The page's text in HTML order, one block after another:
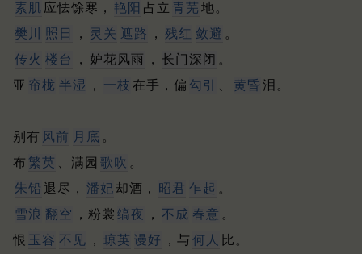
素肌 应怯馀寒， 艳阳 占立 青芜 地。
樊川
照日 ， 灵关 遮路 ， 残红 敛避 。
传火 楼台 ， 妒花风雨 ， 长门深闭 。
亚 帘栊 半湿 ， 一枝 在手，偏 勾引 黄昏 泪。
别有 风前 月底 。
布 繁英 、满园 歌吹 。
朱铅 退尽， 潘妃却酒， 昭君 乍起 。
雪浪 翻空 ，粉裳 缟夜 ， 不成 春意 。
恨 玉容 不见 ， 琼英 谩好 ，与 何人 比。